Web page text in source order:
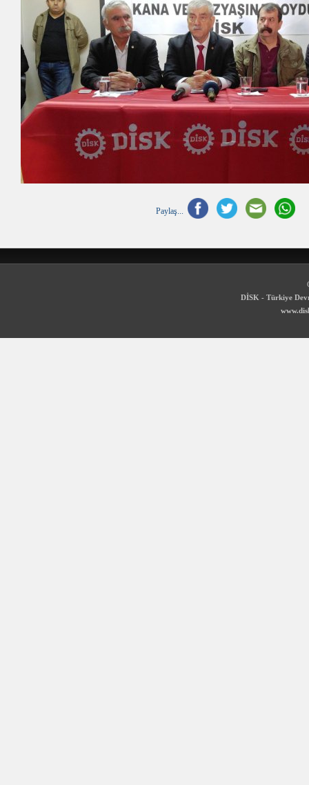
Paylaş...
DİSK - Türkiye